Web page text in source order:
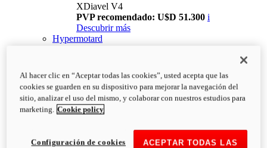
XDiavel V4
PVP recomendado: U$D 51.300 i
Descubrir más
Hypermotard
Al hacer clic en “Aceptar todas las cookies”, usted acepta que las
cookies se guarden en su dispositivo para mejorar la navegación del
sitio, analizar el uso del mismo, y colaborar con nuestros estudios para
marketing. Cookie policy
ACEPTAR TODAS LAS
Configuración de cookies